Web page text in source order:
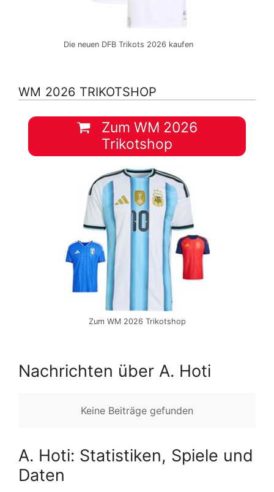
Die neuen DFB Trikots 2026 kaufen
WM 2026 TRIKOTSHOP
Zum WM 2026
Trikotshop
Zum WM 2026 Trikotshop
Nachrichten über A. Hoti
Keine Beiträge gefunden
A. Hoti: Statistiken, Spiele und
Daten